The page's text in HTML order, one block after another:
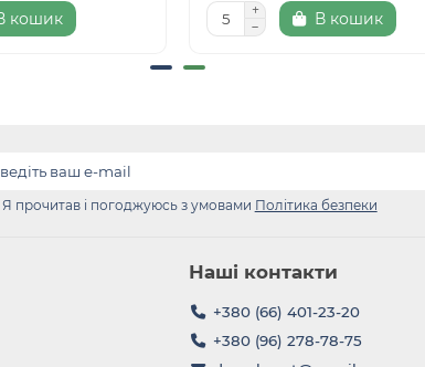
кошик В кошик
Я прочитав і погоджуюсь з умовами Політика безпеки
Наші контакти
+380 (66) 401-23-20
+380 (96) 278-78-75